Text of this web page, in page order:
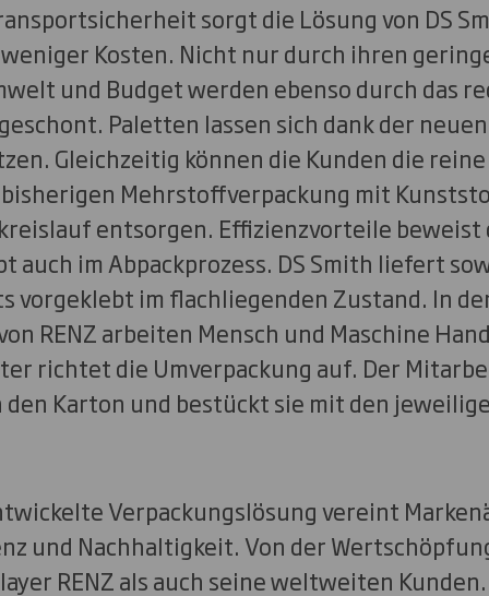
sorgt die Lösung von DS
Kosten. Nicht nur durch ihren
und Budget werden ebenso durch das
Paletten lassen sich dank der
Gleichzeitig können die Kunden die
Mehrstoffverpackung mit
entsorgen. Effizienzvorteile beweist
auch im Abpackprozess. DS Smith liefert
vorgeklebt im flachliegenden Zustand. In
RENZ arbeiten Mensch und Maschine
richtet die Umverpackung auf. Der
Karton und bestückt sie mit den
Verpackungslösung vereint
und Nachhaltigkeit. Von der
RENZ als auch seine weltweiten Kunden.